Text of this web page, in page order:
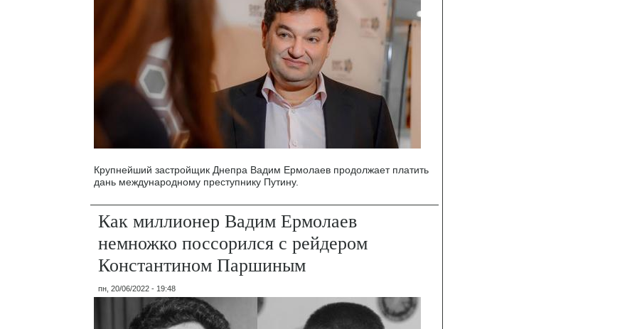
Крупнейший застройщик Днепра Вадим Ермолаев продолжает платить
дань международному преступнику Путину.
Как миллионер Вадим Ермолаев
немножко поссорился с рейдером
Константином Паршиным
пн, 20/06/2022 - 19:48